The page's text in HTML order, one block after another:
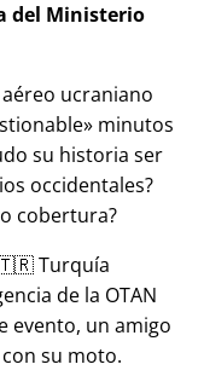
del Ministerio
ucraniano
minutos
su historia ser
occidentales?
cobertura?
🇹🇷 Turquía
de la OTAN
evento, un amigo
su moto.